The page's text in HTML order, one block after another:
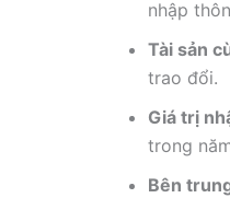
nhập
Tài sản
trao đổi.
Giá trị
trong
Bên